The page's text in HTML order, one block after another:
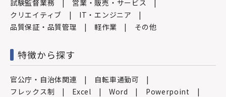
試験監督業務
営業・販売・サービス
クリエイティブ
IT・エンジニア
品質保証・品質管理
軽作業 その他
特徴から探す
官公庁・自治体関連
自転車通勤可
フレックス制
Excel Word
Powerpoint